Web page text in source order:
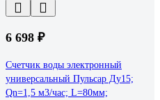
6 698 ₽
Счетчик воды электронный
универсальный Пульсар Ду15;
Qn=1,5 м3/час; L=80мм;